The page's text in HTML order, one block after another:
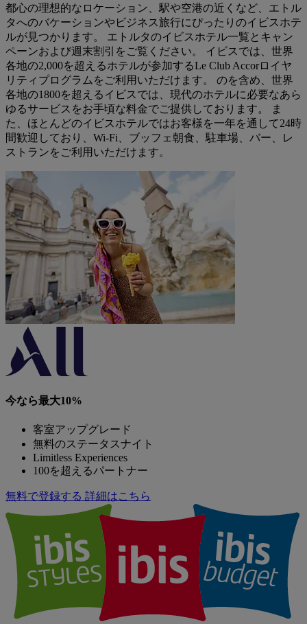
都心の理想的なロケーション、駅や空港の近くなど、エトル
タへのバケーションやビジネス旅行にぴったりのイビスホテ
ルが見つかります。 エトルタのイビスホテル一覧とキャン
ペーンおよび週末割引をご覧ください。 イビスでは、世界
各地の2,000を超えるホテルが参加するLe Club Accorロイヤ
リティプログラムをご利用いただけます。 のを含め、世界
各地の1800を超えるイビスでは、現代のホテルに必要なあら
ゆるサービスをお手頃な料金でご提供しております。 ま
た、ほとんどのイビスホテルではお客様を一年を通して24時
間歓迎しており、Wi-Fi、ブッフェ朝食、駐車場、バー、レ
ストランをご利用いただけます。
今なら最大10%
客室アップグレード
無料のステータスナイト
Limitless Experiences
100を超えるパートナー
無料で登録する 詳細はこちら